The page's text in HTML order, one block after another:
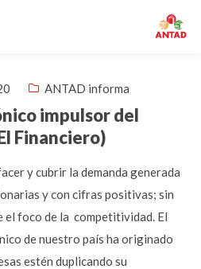
ANTAD informa
impulsor del
Financiero)
y cubrir la demanda generada
y con cifras positivas; sin
el foco de la competitividad. El
de nuestro país ha originado
estén duplicando su